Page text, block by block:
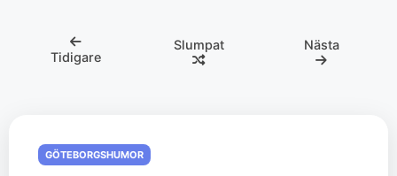
Tidigare
Slumpat Nästa
GÖTEBORGSHUMOR